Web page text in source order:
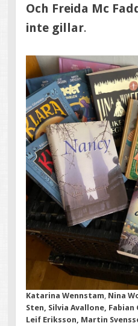
Och Freida Mc
inte gillar.
Katarina Wennstam Nina
Sten, Silvia Avallone, Fabian
Leif Eriksson, Martin